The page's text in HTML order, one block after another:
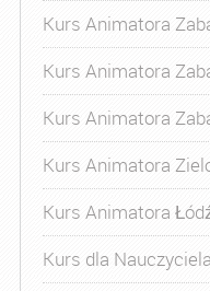
Kurs Animatora
Kurs Animatora
Kurs Animatora
Kurs Animatora
Kurs Animatora
Kurs dla Nauczyciela